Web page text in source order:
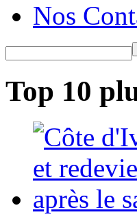
Nos
Top 10